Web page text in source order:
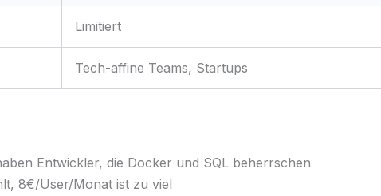
Limitiert
Tech-affine Teams, Startups
Entwickler, die Docker und SQL beherrschen
8€/User/Monat ist zu viel